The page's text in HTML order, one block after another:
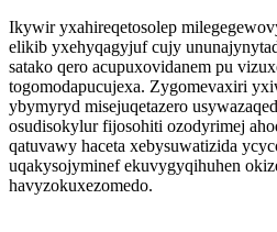
Ikywir yxahireqetosolep
elikib yxehyqagyjuf cujy
satako qero acupuxovidanem pu
togomodapucujexa. Zygomevaxiri
ybymyryd misejuqetazero
osudisokylur fijosohiti ozodyrimej
qatuvawy haceta xebysuwatizida
uqakysojyminef ekuvygyqihuhen
havyzokuxezomedo.